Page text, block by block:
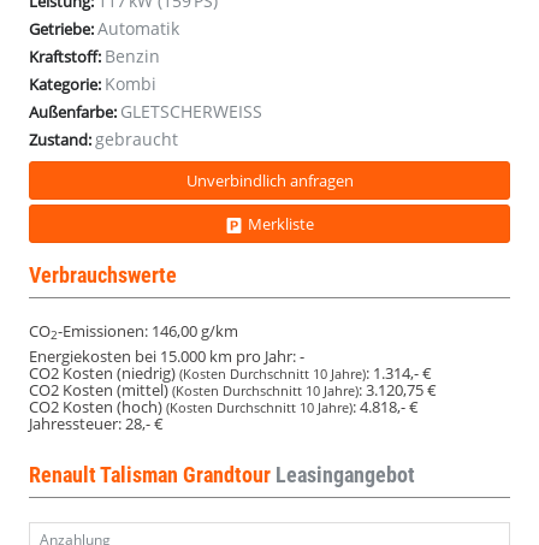
PDC
17Z
PDC
17Z
PDC
17Z
PDC
17Z
PDC
17Z
PDC
17Z
PDC
17Z
PDC
17Z
Getriebe:Automatik
Kraftstoff: Benzin
Kategorie: Kombi
Außenfarbe: GLETSCHERWEISS
Zustand: gebraucht
Unverbindlich anfragen
Merkliste
Verbrauchswerte
CO2-Emissionen: 146,00 g/km
Energiekosten bei 15.000 km pro Jahr:-
CO2 Kosten (niedrig) (Kosten Durchschnitt 10 Jahre): 1.314,- €
CO2 Kosten (mittel)(Kosten Durchschnitt 10 Jahre):3.120,75 €
CO2 Kosten (hoch) (Kosten Durchschnitt 10 Jahre):4.818,- €
Jahressteuer:28,- €
Renault Talisman Grandtour Leasingangebot
Anzahlung